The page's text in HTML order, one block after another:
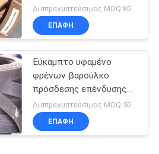
ανελκυστήρα γερανών
τρακτέρ μύλων ζάχαρης
Διαπραγματεύσιμος MOQ:800 κλ
ΕΠΑΦΉ
Εύκαμπτο υφαμένο
φρένων βαρούλκο
πρόσδεσης επένδυσης
υλικό μαύρο για το
βαρούλκο αγκύρων
Διαπραγματεύσιμος MOQ:500 κλ
ΕΠΑΦΉ